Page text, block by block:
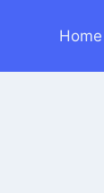
Home